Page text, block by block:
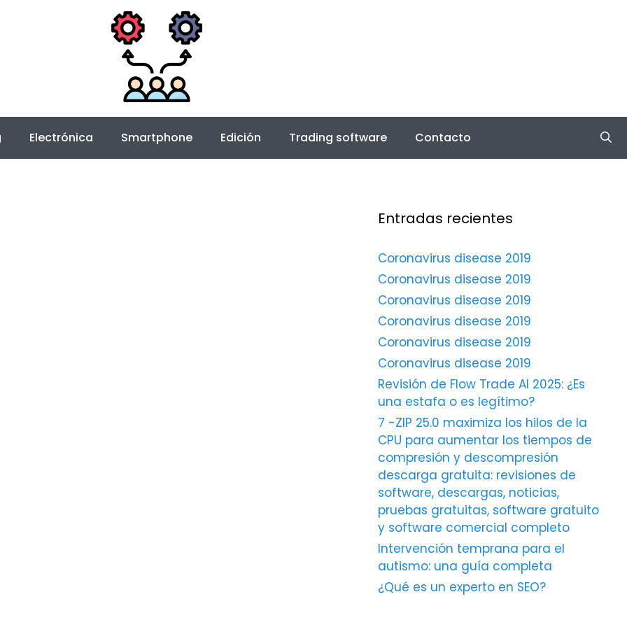
Electrónica Smartphone Edición Trading software Contacto
Entradas recientes
Coronavirus disease 2019
Coronavirus disease 2019
Coronavirus disease 2019
Coronavirus disease 2019
Coronavirus disease 2019
Coronavirus disease 2019
Revisión de Flow Trade AI 2025: ¿Es
una estafa o es legítimo?
7 -ZIP 25.0 maximiza los hilos de la
CPU para aumentar los tiempos de
compresión y descompresión
descarga gratuita: revisiones de
software, descargas, noticias,
pruebas gratuitas, software gratuito
y software comercial completo
Intervención temprana para el
autismo: una guía completa
¿Qué es un experto en SEO?